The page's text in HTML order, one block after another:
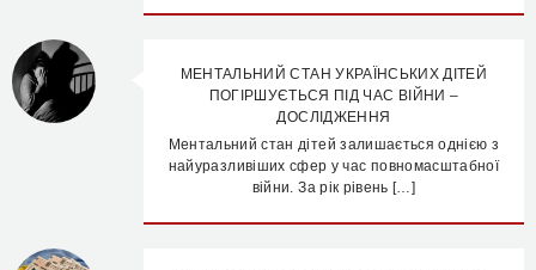
МЕНТАЛЬНИЙ СТАН УКРАЇНСЬКИХ ДІТЕЙ
ПОГІРШУЄТЬСЯ ПІД ЧАС ВІЙНИ –
ДОСЛІДЖЕННЯ
Ментальний стан дітей залишається однією з
найуразливіших сфер у час повномасштабної
війни. За рік рівень […]